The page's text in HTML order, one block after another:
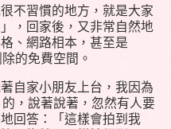
不習慣的地方，就是大家
，回家後，又非常自然地
、網路相本，甚至是
的免費空間。
自家小朋友上台，我因為
，說著說著，忽然有人要
回答：「這樣會拍到我